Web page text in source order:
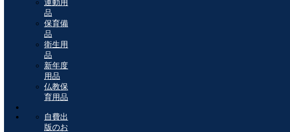
運動用
品
保育備
品
衛生用
品
新年度
用品
仏教保
育用品
自費出
版のお